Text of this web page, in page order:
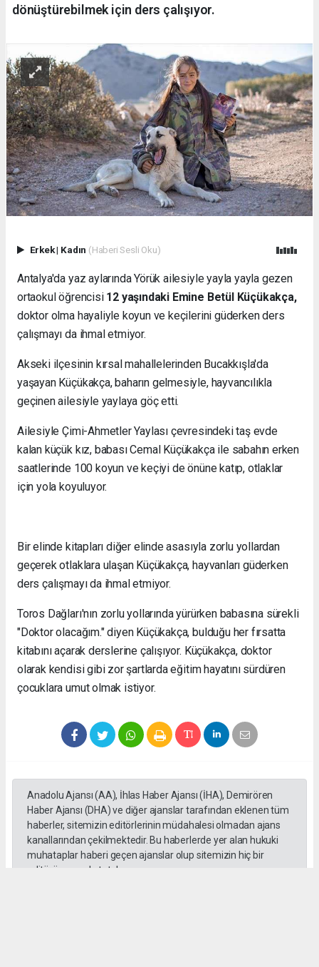
dönüştürebilmek için ders çalışıyor.
Erkek| Kadın (Haberi Sesli Oku)
Antalya'da yaz aylarında Yörük ailesiyle yayla yayla gezen
ortaokul öğrencisi 12 yaşındaki Emine Betül Küçükakça,
doktor olma hayaliyle koyun ve keçilerini güderken ders
çalışmayı da ihmal etmiyor.
Akseki ilçesinin kırsal mahallelerinden Bucakkışla'da
yaşayan Küçükakça, baharın gelmesiyle, hayvancılıkla
geçinen ailesiyle yaylaya göç etti.
Ailesiyle Çimi-Ahmetler Yaylası çevresindeki taş evde
kalan küçük kız, babası Cemal Küçükakça ile sabahın erken
saatlerinde 100 koyun ve keçiyi de önüne katıp, otlaklar
için yola koyuluyor.
Bir elinde kitapları diğer elinde asasıyla zorlu yollardan
geçerek otlaklara ulaşan Küçükakça, hayvanları güderken
ders çalışmayı da ihmal etmiyor.
Toros Dağları'nın zorlu yollarında yürürken babasına sürekli
"Doktor olacağım." diyen Küçükakça, bulduğu her fırsatta
kitabını açarak derslerine çalışıyor. Küçükakça, doktor
olarak kendisi gibi zor şartlarda eğitim hayatını sürdüren
çocuklara umut olmak istiyor.
Anadolu Ajansı (AA), İhlas Haber Ajansı (İHA), Demirören
Haber Ajansı (DHA) ve diğer ajanslar tarafından eklenen tüm
haberler, sitemizin editörlerinin müdahalesi olmadan ajans
kanallarından çekilmektedir. Bu haberlerde yer alan hukuki
muhataplar haberi geçen ajanslar olup sitemizin hiç bir
editörü sorumlu tutulamaz...